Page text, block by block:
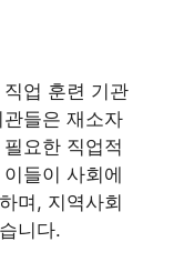
업 훈련 기관
들은 재소자
요한 직업적
들이 사회에
며, 지역사회
니다.